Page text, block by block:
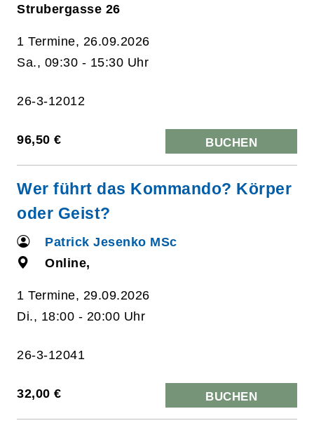
Strubergasse 26
1 Termine, 26.09.2026
Sa., 09:30 - 15:30 Uhr
26-3-12012
96,50 € BUCHEN
Wer führt das Kommando? Körper
oder Geist?
Patrick Jesenko MSc
Online,
1 Termine, 29.09.2026
Di., 18:00 - 20:00 Uhr
26-3-12041
32,00 € BUCHEN